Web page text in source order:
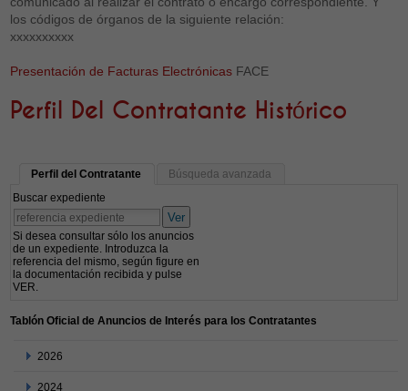
los códigos de órganos de la siguiente relación:
xxxxxxxxxx
Presentación de Facturas Electrónicas FACE
Perfil Del Contratante Histórico